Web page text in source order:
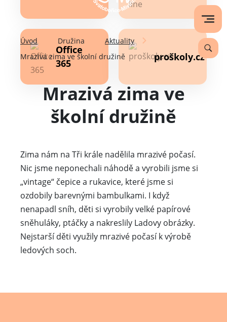
Office
365
proškoly.cz
Úvod Družina
Aktuality
Mrazivá zima ve školní družině
Mrazivá zima ve
školní družině
Zima nám na Tři krále nadělila mrazivé počasí.
Nic jsme neponechali náhodě a vyrobili jsme si
„vintage“ čepice a rukavice, které jsme si
ozdobily barevnými bambulkami. I když
nenapadl sníh, děti si vyrobily velké papírové
sněhuláky, ptáčky a nakreslily Ladovy obrázky.
Nejstarší děti využily mrazivé počasí k výrobě
ledových soch.